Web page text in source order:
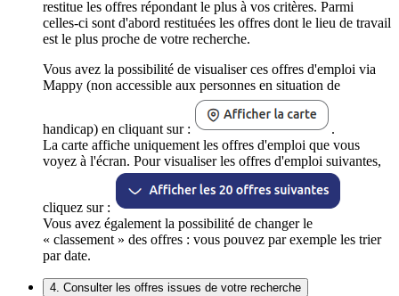
restitue les offres répondant le plus à vos critères. Parmi
celles-ci sont d'abord restituées les offres dont le lieu de travail
est le plus proche de votre recherche.
Vous avez la possibilité de visualiser ces offres d'emploi via
Mappy (non accessible aux personnes en situation de
handicap) en cliquant sur :
.
La carte affiche uniquement les offres d'emploi que vous
voyez à l'écran. Pour visualiser les offres d'emploi suivantes,
cliquez sur :
Vous avez également la possibilité de changer le
« classement » des offres : vous pouvez par exemple les trier
par date.
4. Consulter les offres issues de votre recherche